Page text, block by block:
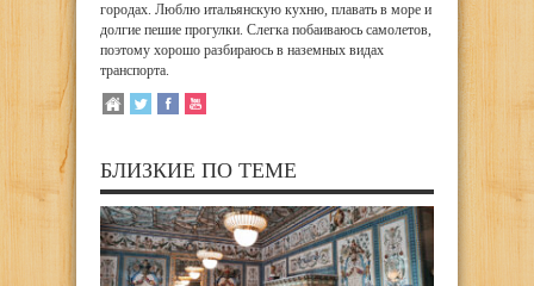
городах. Люблю итальянскую кухню, плавать в море и
долгие пешие прогулки. Слегка побаиваюсь самолетов,
поэтому хорошо разбираюсь в наземных видах
транспорта.
БЛИЗКИЕ ПО ТЕМЕ